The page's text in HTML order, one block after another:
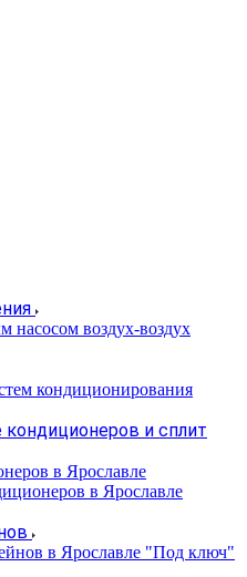
насосом воздух-воздух
кондиционирования
и сплит
в Ярославле
в Ярославле
в Ярославле "Под ключ"